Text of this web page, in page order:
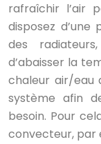
rafraîchir l’air
disposez
des
d’abaisser la
chaleur air/eau
système afin
besoin. Pour
convecteur, par